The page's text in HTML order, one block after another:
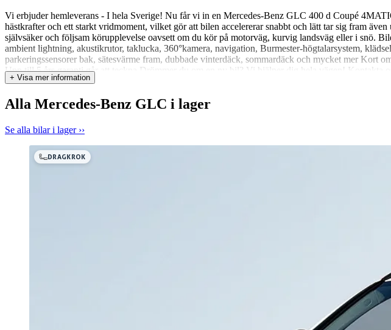
Vi erbjuder hemleverans - I hela Sverige! Nu får vi in en Mercedes-Benz GLC 400 d Coupé
hästkrafter och ett starkt vridmoment, vilket gör att bilen accelererar snabbt och lätt tar sig fram
självsäker och följsam körupplevelse oavsett om du kör på motorväg, kurvig landsväg eller i snö.
ambient lightning, akustikrutor, taklucka, 360°kamera, navigation, Burmester-högtalarsystem,
parkeringssensorer bak, sätesvärme fram, dubbade vinterdäck, sommardäck och mycket mer
Upp till 5 års garanti går att teckna Drömmer du om en ny bil? Vi hjälper dig hela vägen!
enkelt för dig: • Smidig finansiering via DNB Finans • Trygg leverans till dörren • Snabbt och
snabbt prisförslag och erbjuder hämtning, rekond, ägarbyte och allt där emellan – du behöver
råd! • Ring oss på 0910-573 90 eller mejla skelleftea@niemibil.se så hjälper vi dig direkt.
+ Visa mer information
Alla Mercedes-Benz GLC i lager
Se alla bilar i lager ››
DRAGKROK